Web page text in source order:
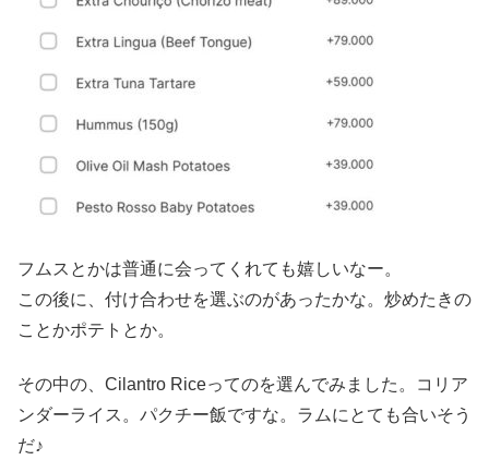
フムスとかは普通に会ってくれても嬉しいなー。
この後に、付け合わせを選ぶのがあったかな。炒めたきの
ことかポテトとか。
その中の、Cilantro Riceってのを選んでみました。コリア
ンダーライス。パクチー飯ですな。ラムにとても合いそう
だ♪